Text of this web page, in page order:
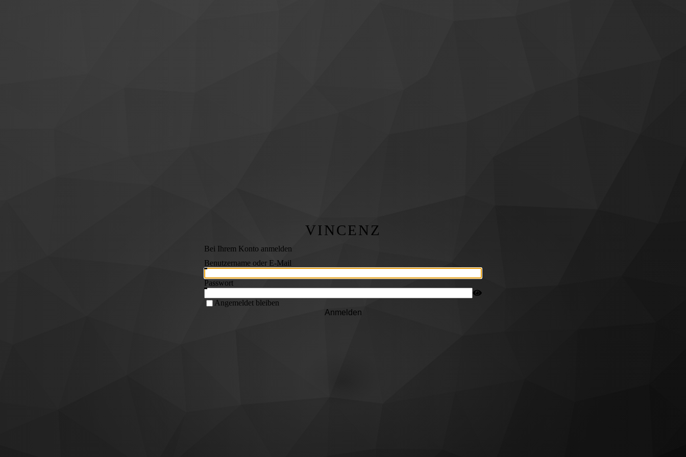
VINCENZ
Bei Ihrem Konto anmelden
Benutzername oder E-Mail
Passwort
Angemeldet bleiben
Anmelden